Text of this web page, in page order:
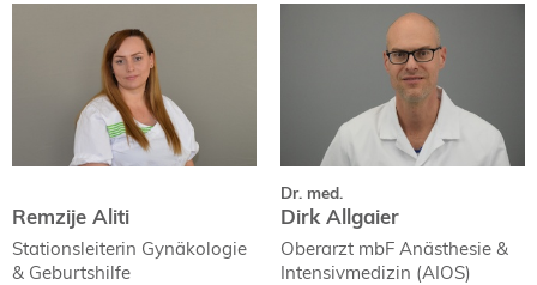
Remzije Aliti
Stationsleiterin Gynäkologie
& Geburtshilfe
Remzije Aliti
Dr. med.
Dirk Allgaier
Oberarzt mbF Anästhesie &
Intensivmedizin (AIOS)
Dirk Allgaier